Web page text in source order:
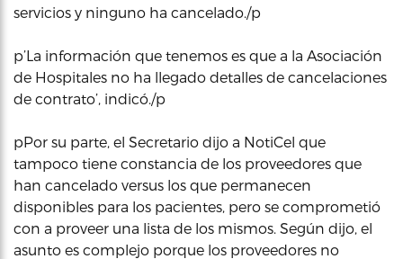
servicios y ninguno ha cancelado./p
p’La información que tenemos es que a la Asociación
de Hospitales no ha llegado detalles de cancelaciones
de contrato’, indicó./p
pPor su parte, el Secretario dijo a NotiCel que
tampoco tiene constancia de los proveedores que
han cancelado versus los que permanecen
disponibles para los pacientes, pero se comprometió
con a proveer una lista de los mismos. Según dijo, el
asunto es complejo porque los proveedores no